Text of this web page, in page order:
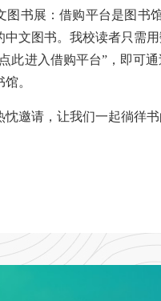
图书展：借购平台是图
中文图书。我校读者只需
进入借购平台”，即可
。
邀请，让我们一起徜徉